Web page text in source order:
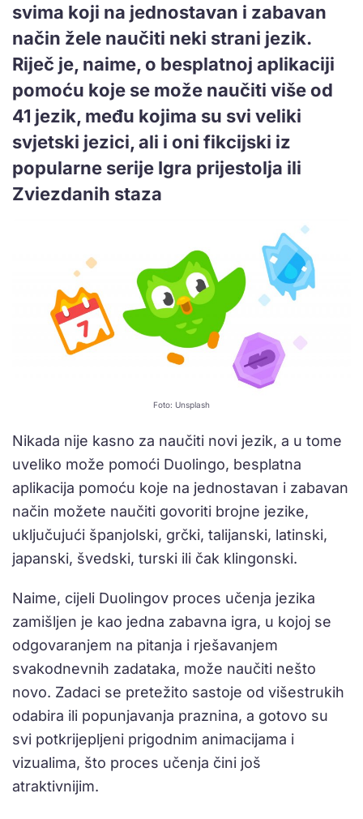
svima koji na jednostavan i zabavan
način žele naučiti neki strani jezik.
Riječ je, naime, o besplatnoj aplikaciji
pomoću koje se može naučiti više od
41 jezik, među kojima su svi veliki
svjetski jezici, ali i oni fikcijski iz
popularne serije Igra prijestolja ili
Zviezdanih staza
Foto: Unsplash
Nikada nije kasno za naučiti novi jezik, a u tome
uveliko može pomoći Duolingo, besplatna
aplikacija pomoću koje na jednostavan i zabavan
način možete naučiti govoriti brojne jezike,
uključujući španjolski, grčki, talijanski, latinski,
japanski, švedski, turski ili čak klingonski.
Naime, cijeli Duolingov proces učenja jezika
zamišljen je kao jedna zabavna igra, u kojoj se
odgovaranjem na pitanja i rješavanjem
svakodnevnih zadataka, može naučiti nešto
novo. Zadaci se pretežito sastoje od višestrukih
odabira ili popunjavanja praznina, a gotovo su
svi potkrijepljeni prigodnim animacijama i
vizualima, što proces učenja čini još
atraktivnijim.